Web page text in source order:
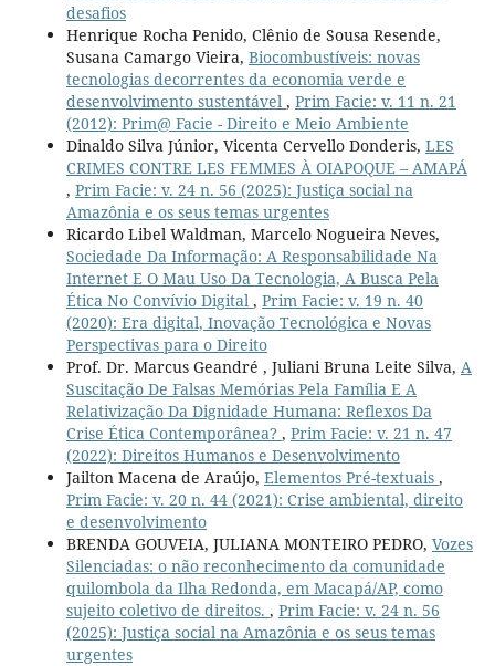
desafios
Henrique Rocha Penido, Clênio de Sousa Resende,
Susana Camargo Vieira, Biocombustíveis: novas
tecnologias decorrentes da economia verde e
desenvolvimento sustentável , Prim Facie: v. 11 n. 21
(2012): Prim@ Facie - Direito e Meio Ambiente
Dinaldo Silva Júnior, Vicenta Cervello Donderis, LES
CRIMES CONTRE LES FEMMES À OIAPOQUE – AMAPÁ
, Prim Facie: v. 24 n. 56 (2025): Justiça social na
Amazônia e os seus temas urgentes
Ricardo Libel Waldman, Marcelo Nogueira Neves,
Sociedade Da Informação: A Responsabilidade Na
Internet E O Mau Uso Da Tecnologia, A Busca Pela
Ética No Convívio Digital , Prim Facie: v. 19 n. 40
(2020): Era digital, Inovação Tecnológica e Novas
Perspectivas para o Direito
Prof. Dr. Marcus Geandré , Juliani Bruna Leite Silva, A
Suscitação De Falsas Memórias Pela Família E A
Relativização Da Dignidade Humana: Reflexos Da
Crise Ética Contemporânea? , Prim Facie: v. 21 n. 47
(2022): Direitos Humanos e Desenvolvimento
Jailton Macena de Araújo, Elementos Pré-textuais ,
Prim Facie: v. 20 n. 44 (2021): Crise ambiental, direito
e desenvolvimento
BRENDA GOUVEIA, JULIANA MONTEIRO PEDRO, Vozes
Silenciadas: o não reconhecimento da comunidade
quilombola da Ilha Redonda, em Macapá/AP, como
sujeito coletivo de direitos. , Prim Facie: v. 24 n. 56
(2025): Justiça social na Amazônia e os seus temas
urgentes